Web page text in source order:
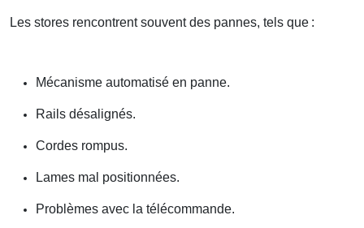
Les stores rencontrent souvent des pannes, tels que :
Mécanisme automatisé en panne.
Rails désalignés.
Cordes rompus.
Lames mal positionnées.
Problèmes avec la télécommande.